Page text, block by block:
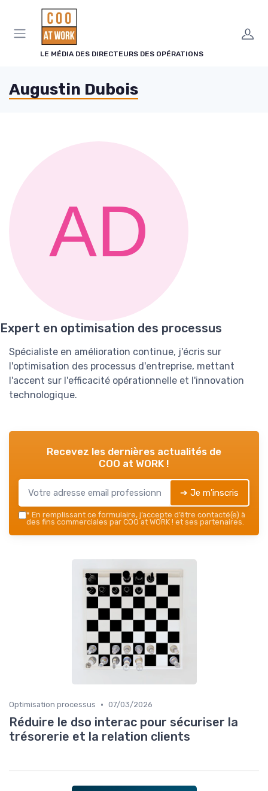
LE MÉDIA DES DIRECTEURS DES OPÉRATIONS
Augustin Dubois
Expert en optimisation des processus
Spécialiste en amélioration continue, j'écris sur
l'optimisation des processus d'entreprise, mettant
l'accent sur l'efficacité opérationnelle et l'innovation
technologique.
Recevez les dernières actualités de
COO at WORK !
➔ Je m'inscris
* En remplissant ce formulaire, j’accepte d’être contacté(e) à
des fins commerciales par COO at WORK ! et ses partenaires.
Optimisation processus • 07/03/2026
Réduire le dso interac pour sécuriser la
trésorerie et la relation clients
Panneau de gestion des cookies